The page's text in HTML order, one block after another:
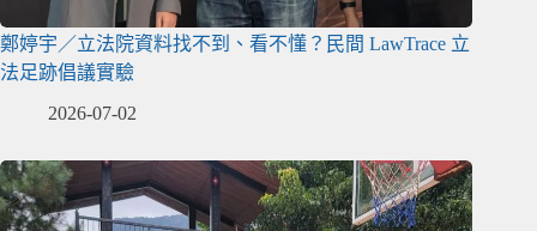
鄭婷宇／立法院資料找不到、看不懂？民間 LawTrace 立
法足跡倡議實驗
2026-07-02